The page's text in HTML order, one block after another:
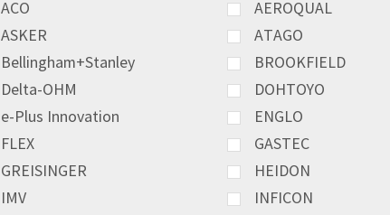
ACO AEROQUAL
ASKER ATAGO
Bellingham+Stanley BROOKFIELD
Delta-OHM DOHTOYO
e-Plus Innovation ENGLO
FLEX GASTEC
GREISINGER HEIDON
IMV INFICON